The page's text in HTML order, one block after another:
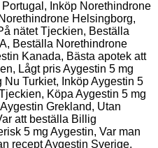
Inköp Norethindrone
Helsingborg,
nätet Tjeckien, Beställa
Beställa Norethindrone
Kanada, Bästa apotek att
Lågt pris Aygestin 5 mg
Turkiet, Inköp Aygestin 5
Köpa Aygestin 5 mg
Grekland, Utan
att beställa Billig
5 mg Aygestin, Var man
recept Aygestin Sverige,